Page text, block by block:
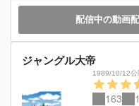
配信中の動画
ジャングル大帝
1989/10/12公
163